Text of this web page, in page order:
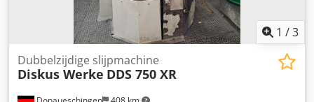
1 /3
Dubbelzijdige slijpmachine
Diskus Werke DDS 750 XR